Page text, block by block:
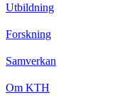
Utbildning
Forskning
Samverkan
Om KTH